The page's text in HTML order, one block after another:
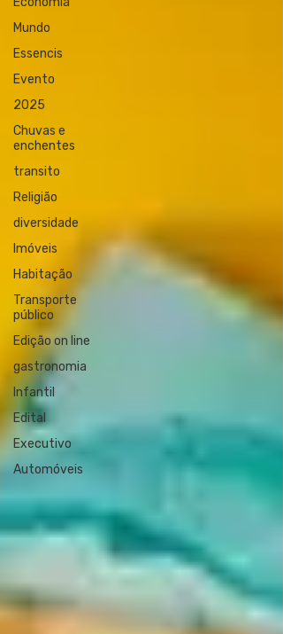
Mundo
Essencis
Evento
2025
Chuvas e
enchentes
transito
Religião
diversidade
Imóveis
Habitação
Transporte
público
Edição on line
gastronomia
Infantil
Edital
Executivo
Automóveis